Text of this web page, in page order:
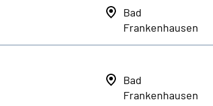
Bad
Frankenhausen
Bad
Frankenhausen